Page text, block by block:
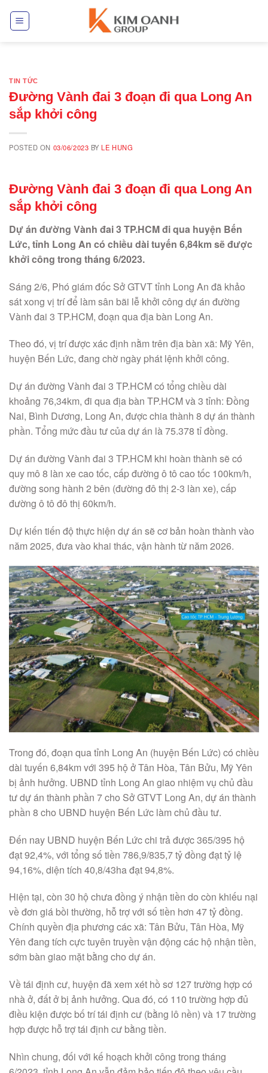
TIN TỨC
Đường Vành đai 3 đoạn đi qua Long An
sắp khởi công
POSTED ON 03/06/2023 BYLE HUNG
Đường Vành đai 3 đoạn đi qua Long An
sắp khởi công
Dự án đường Vành đai 3 TP.HCM đi qua huyện Bến
Lức, tỉnh Long An có chiều dài tuyến 6,84km sẽ được
khởi công trong tháng 6/2023.
Sáng 2/6, Phó giám đốc Sở GTVT tỉnh Long An đã khảo
sát xong vị trí để làm sân bãi lễ khởi công dự án đường
Vành đai 3 TP.HCM, đoạn qua địa bàn Long An.
Theo đó, vị trí được xác định nằm trên địa bàn xã: Mỹ Yên,
huyện Bến Lức, đang chờ ngày phát lệnh khởi công.
Dự án đường Vành đai 3 TP.HCM có tổng chiều dài
khoảng 76,34km, đi qua địa bàn TP.HCM và 3 tỉnh: Đồng
Nai, Bình Dương, Long An, được chia thành 8 dự án thành
phần. Tổng mức đầu tư của dự án là 75.378 tỉ đồng.
Dự án đường Vành đai 3 TP.HCM khi hoàn thành sẽ có
quy mô 8 làn xe cao tốc, cấp đường ô tô cao tốc 100km/h,
đường song hành 2 bên (đường đô thị 2-3 làn xe), cấp
đường ô tô đô thị 60km/h.
Dự kiến tiến độ thực hiện dự án sẽ cơ bản hoàn thành vào
năm 2025, đưa vào khai thác, vận hành từ năm 2026.
Trong đó, đoạn qua tỉnh Long An (huyện Bến Lức) có chiều
dài tuyến 6,84km với 395 hộ ở Tân Hòa, Tân Bửu, Mỹ Yên
bị ảnh hưởng. UBND tỉnh Long An giao nhiệm vụ chủ đầu
tư dự án thành phần 7 cho Sở GTVT Long An, dự án thành
phần 8 cho UBND huyện Bến Lức làm chủ đầu tư.
Đến nay UBND huyện Bến Lức chi trả được 365/395 hộ
đạt 92,4%, với tổng số tiền 786,9/835,7 tỷ đồng đạt tỷ lệ
94,16%, diện tích 40,8/43ha đạt 94,8%.
Hiện tại, còn 30 hộ chưa đồng ý nhận tiền do còn khiếu nại
về đơn giá bồi thường, hỗ trợ với số tiền hơn 47 tỷ đồng.
Chính quyền địa phương các xã: Tân Bửu, Tân Hòa, Mỹ
Yên đang tích cực tuyên truyền vận động các hộ nhận tiền,
sớm bàn giao mặt bằng cho dự án.
Về tái định cư, huyện đã xem xét hồ sơ 127 trường hợp có
nhà ở, đất ở bị ảnh hưởng. Qua đó, có 110 trường hợp đủ
điều kiện được bố trí tái định cư (bằng lô nền) và 17 trường
hợp được hỗ trợ tái định cư bằng tiền.
Nhìn chung, đối với kế hoạch khởi công trong tháng